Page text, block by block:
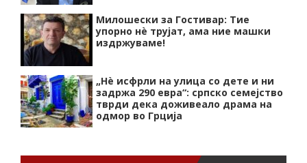
Милошески за Гостивар: Тие
упорно нѐ трујат, ама ние машки
издржуваме!
„Нѐ исфрли на улица со дете и ни
задржа 290 евра“: српско семејство
тврди дека доживеало драма на
одмор во Грција